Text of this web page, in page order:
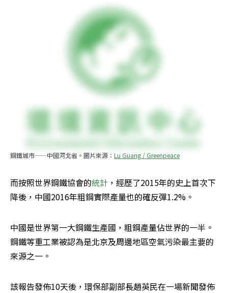
鋼鐵城市——中國河北省。圖片來源： Lu Guang / Greenpeace
而按照世界鋼鐵協會的統計 ，經歷了2015年的史上首次下
降後，中國2016年粗鋼實際產量也的確反彈1.2%。
中國是世界第一大鋼鐵生產國，粗鋼產量佔世界的一半。
鋼鐵等重工業被認為是北京及周邊地區空氣污染最主要的
來源之一。
該報告發佈10天後，環保部副部長趙英民在一場新聞發佈